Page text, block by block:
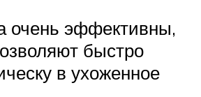
очень эффективны,
быстро
в ухоженное